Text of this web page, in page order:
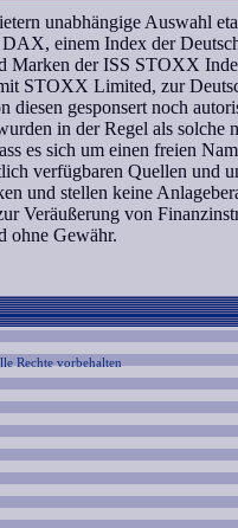
unabhängige Auswahl
einem Index der
der ISS STOXX
STOXX Limited, zur
gesponsert noch
in der Regel als solche
es sich um einen freien
verfügbaren Quellen und
und stellen keine
Veräußerung von
ohne Gewähr.
Rechte vorbehalten